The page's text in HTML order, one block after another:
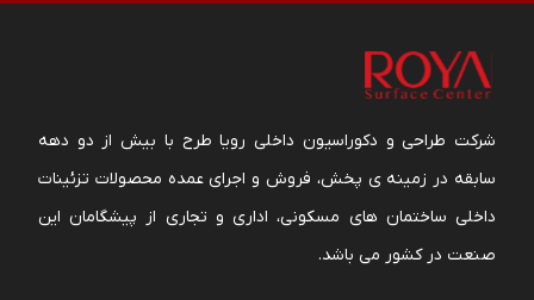
شرکت طراحی و دکوراسیون داخلی رویا طرح با بیش از دو دهه
سابقه در زمینه ی پخش، فروش و اجرای عمده محصولات تزئینات
داخلی ساختمان های مسکونی، اداری و تجاری از پیشگامان این
صنعت در کشور می باشد.